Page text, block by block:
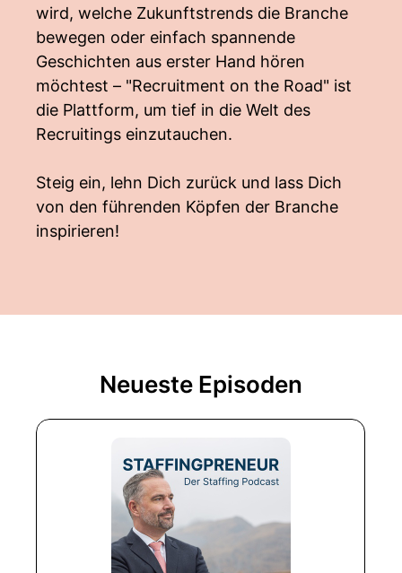
wird, welche Zukunftstrends die Branche
bewegen oder einfach spannende
Geschichten aus erster Hand hören
möchtest – "Recruitment on the Road" ist
die Plattform, um tief in die Welt des
Recruitings einzutauchen.
Steig ein, lehn Dich zurück und lass Dich
von den führenden Köpfen der Branche
inspirieren!
Neueste Episoden